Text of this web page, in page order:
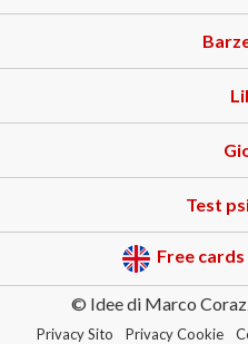
Test
Free cards
© Idee di Marco
Privacy Sito Privacy Cookie